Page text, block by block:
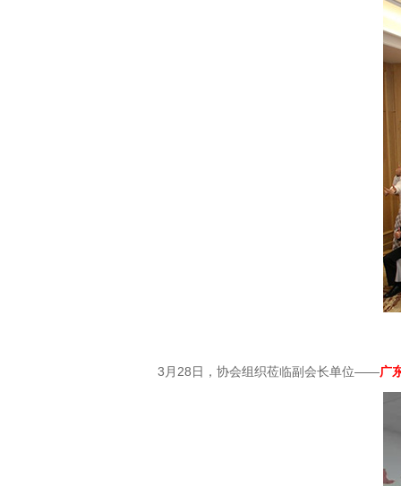
3月28日，协会组织莅临副会长单位——广